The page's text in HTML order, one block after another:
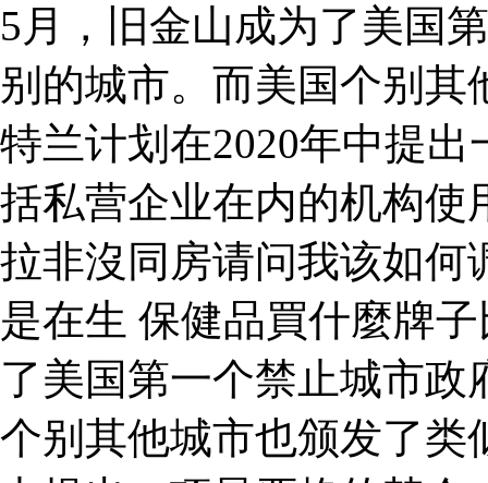
5月，旧金山成为了美国
别的城市。而美国个别
特兰计划在2020年中提
括私营企业在内的机构使
拉非沒同房请问我该如何
是在生 保健品買什麼牌
了美国第一个禁止城市
个别其他城市也颁发了类